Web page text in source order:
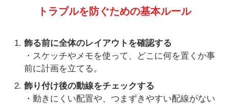
トラブルを防ぐための基本ルール
飾る前に全体のレイアウトを確認する
・スケッチやメモを使って、どこに何を置くか事
前に計画を立てる。
飾り付け後の動線をチェックする
・動きにくい配置や、つまずきやすい配線がない